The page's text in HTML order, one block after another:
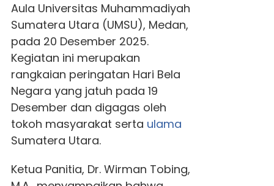
Aula Universitas Muhammadiyah
Sumatera Utara (UMSU), Medan,
pada 20 Desember 2025.
Kegiatan ini merupakan
rangkaian peringatan Hari Bela
Negara yang jatuh pada 19
Desember dan digagas oleh
tokoh masyarakat serta ulama
Sumatera Utara.
Ketua Panitia, Dr. Wirman Tobing,